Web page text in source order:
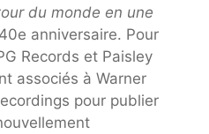
du monde en une
anniversaire. Pour
Records et Paisley
associés à Warner
pour publier